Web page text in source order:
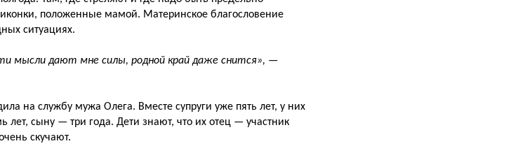
положенные мамой. Материнское благословение
ситуациях.
мысли дают мне силы, родной край даже снится», —
на службу мужа Олега. Вместе супруги уже пять лет, у них
лет, сыну — три года. Дети знают, что их отец — участник
скучают.